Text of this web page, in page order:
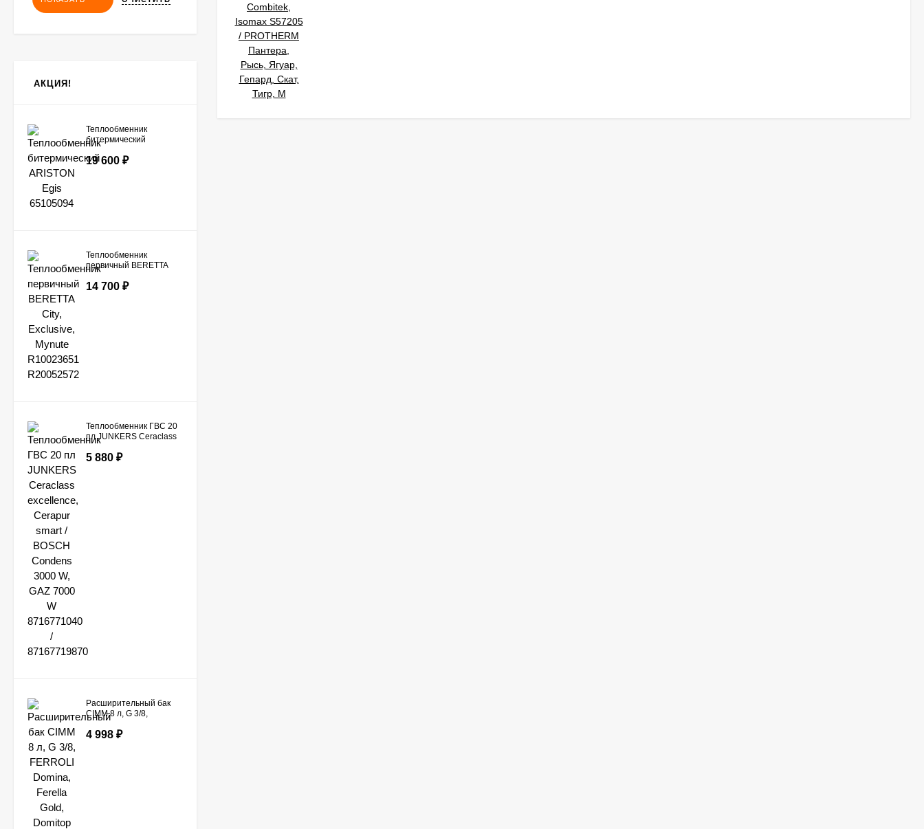
АКЦИЯ!
Теплообменник
битермический
65105094
19 600 ₽
Теплообменник
первичный BERETTA
R10023651 R20052572
14 700 ₽
Теплообменник ГВС 20
пл JUNKERS Ceraclass
smart / BOSCH Condens
5 880 ₽
Расширительный бак
CIMM 8 л, G 3/8,
Ferella Gold, Domitop
4 998 ₽